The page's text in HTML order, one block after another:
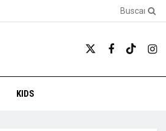
KIDS